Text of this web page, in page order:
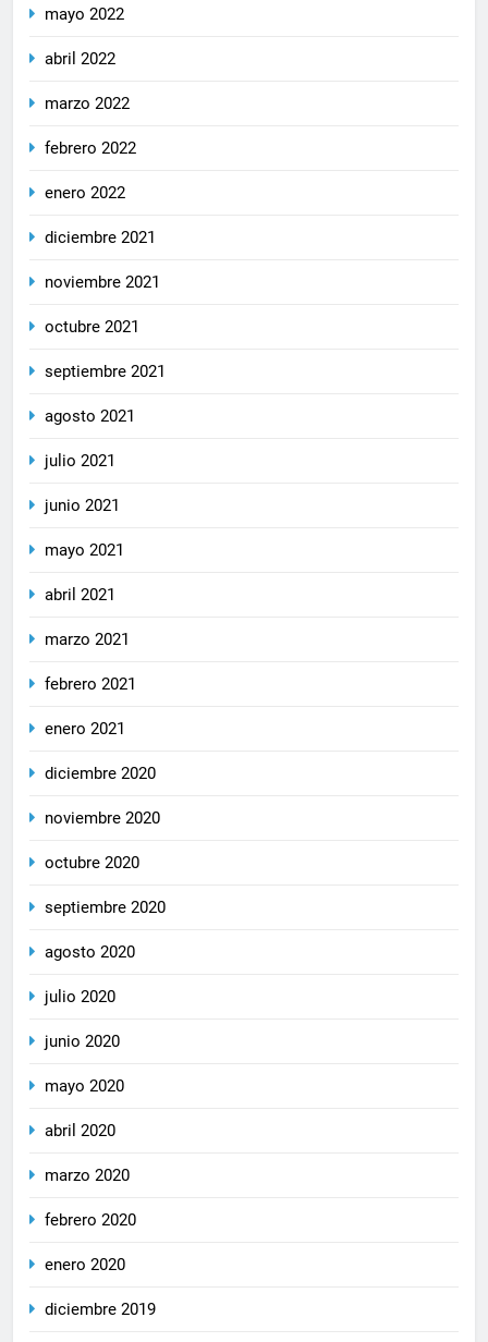
mayo 2022
abril 2022
marzo 2022
febrero 2022
enero 2022
diciembre 2021
noviembre 2021
octubre 2021
septiembre 2021
agosto 2021
julio 2021
junio 2021
mayo 2021
abril 2021
marzo 2021
febrero 2021
enero 2021
diciembre 2020
noviembre 2020
octubre 2020
septiembre 2020
agosto 2020
julio 2020
junio 2020
mayo 2020
abril 2020
marzo 2020
febrero 2020
enero 2020
diciembre 2019